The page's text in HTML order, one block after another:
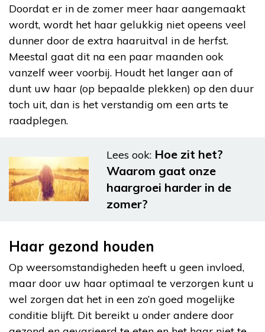
Doordat er in de zomer meer haar aangemaakt
wordt, wordt het haar gelukkig niet opeens veel
dunner door de extra haaruitval in de herfst.
Meestal gaat dit na een paar maanden ook
vanzelf weer voorbij. Houdt het langer aan of
dunt uw haar (op bepaalde plekken) op den duur
toch uit, dan is het verstandig om een arts te
raadplegen.
Lees ook: Hoe zit het?
Waarom gaat onze
haargroei harder in de
zomer?
Haar gezond houden
Op weersomstandigheden heeft u geen invloed,
maar door uw haar optimaal te verzorgen kunt u
wel zorgen dat het in een zo’n goed mogelijke
conditie blijft. Dit bereikt u onder andere door